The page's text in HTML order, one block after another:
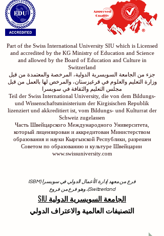
Part of the Swiss International University SIU which is Licensed
and accredited by the KG Ministry of Education and Science
and allowed by the Board of Education and Culture in
Switzerland
جزء من الجامعة السويسرية الدولية، المرخصة والمعتمدة من قبل
وزارة التعليم والعلوم في قرغيزستان، والمرخص لها بالعمل من قبل
مجلس التعليم والثقافة في سويسرا
Teil der Swiss International University, die von dem Bildungs-
und Wissenschaftsministerium der Kirgisischen Republik
lizenziert und akkreditiert ist, vom Bildungs- und Kulturrat der
Schweiz zugelassen
Часть Швейцарского Международного Университета,
который лицензирован и аккредитован Министерством
образования и науки Кыргызской Республики, разрешен
Советом по образованию и культуре Швейцарии
www.swissuniversity.com
فرع من معهد إدارة الأعمال الدولي في سويسرا (ISBM
Switzerland)، وهو فرع من فروع
الجامعة السويسرية الدولية SIU
التصنيفات العالمية والاعتراف الدولي